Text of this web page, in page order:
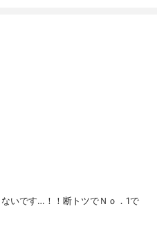
いです…！！断トツでＮｏ．1で